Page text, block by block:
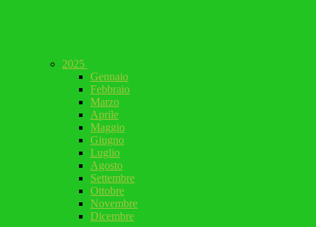
2025
Gennaio
Febbraio
Marzo
Aprile
Maggio
Giugno
Luglio
Agosto
Settembre
Ottobre
Novembre
Dicembre